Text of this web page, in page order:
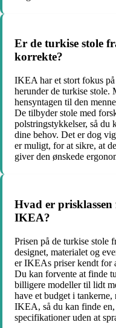
Er de turkise stole
korrekte?
IKEA har et stort fokus
herunder de turkise stole.
hensyntagen til den
De tilbyder stole med
polstringstykkelser, så du
dine behov. Det er dog
er muligt, for at sikre, at
giver den ønskede
Hvad er
IKEA?
Prisen på de turkise
designet, materialet og
er IKEAs priser kendt for
Du kan forvente at finde
billigere modeller til lidt
have et budget i
IKEA, så du kan finde en,
specifikationer uden at